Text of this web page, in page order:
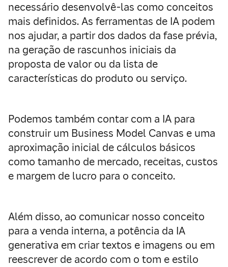
necessário desenvolvê-las como conceitos
mais definidos. As ferramentas de IA podem
nos ajudar, a partir dos dados da fase prévia,
na geração de rascunhos iniciais da
proposta de valor ou da lista de
características do produto ou serviço.
Podemos também contar com a IA para
construir um Business Model Canvas e uma
aproximação inicial de cálculos básicos
como tamanho de mercado, receitas, custos
e margem de lucro para o conceito.
Além disso, ao comunicar nosso conceito
para a venda interna, a potência da IA
generativa em criar textos e imagens ou em
reescrever de acordo com o tom e estilo